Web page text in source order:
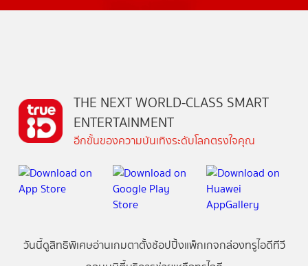
THE NEXT WORLD-CLASS SMART
ENTERTAINMENT
อีกขั้นของความบันเทิงระดับโลกตรงใจคุณ
วันนี้ดูสิทธิพิเศษอ่านเกมตาตั้งช้อปปิ้งแพ็กเกจกล่องทรูไอดีทีวี